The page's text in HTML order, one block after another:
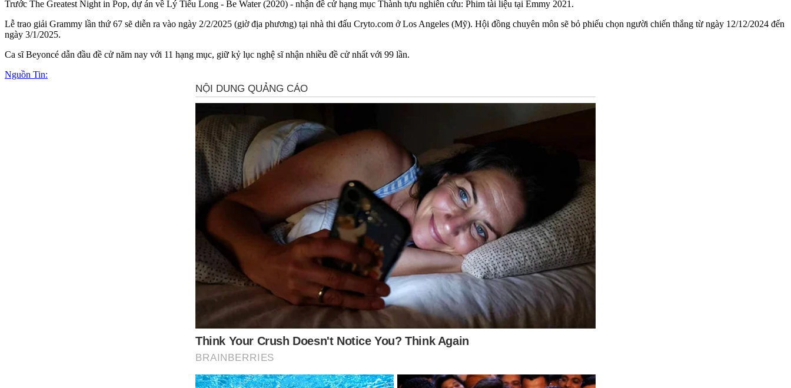
Trước The Greatest Night in Pop, dự án về Lý Tiểu Long - Be Water (2020) - nhận đề cử hạng mục Thành tựu nghiên cứu: Phim tài liệu tại Emmy 2021.
Lễ trao giải Grammy lần thứ 67 sẽ diễn ra vào ngày 2/2/2025 (giờ địa phương) tại nhà thi đấu Cryto.com ở Los Angeles (Mỹ). Hội đồng chuyên môn sẽ bỏ phiếu chọn người chiến thắng từ ngày 12/12/2024 đến
ngày 3/1/2025.
Ca sĩ Beyoncé dẫn đầu đề cử năm nay với 11 hạng mục, giữ kỷ lục nghệ sĩ nhận nhiều đề cử nhất với 99 lần.
Nguồn Tin: